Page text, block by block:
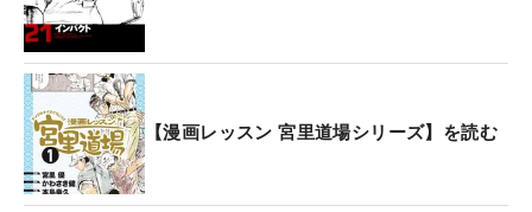
【漫画レッスン 宮里道場シリーズ】を読む